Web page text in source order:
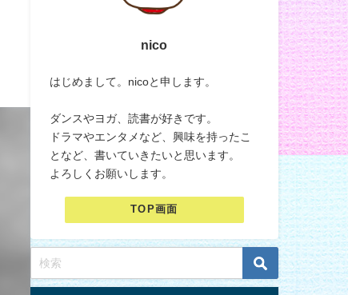
nico
はじめまして。nicoと申します。
ダンスやヨガ、読書が好きです。
ドラマやエンタメなど、興味を持ったこ
となど、書いていきたいと思います。
よろしくお願いします。
TOP画面